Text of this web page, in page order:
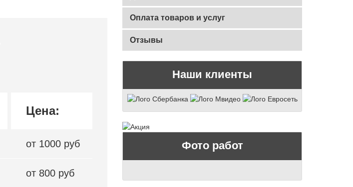
Цена:
от 1000 руб
от 800 руб
Оплата товаров и услуг
Отзывы
Наши клиенты
Фото работ